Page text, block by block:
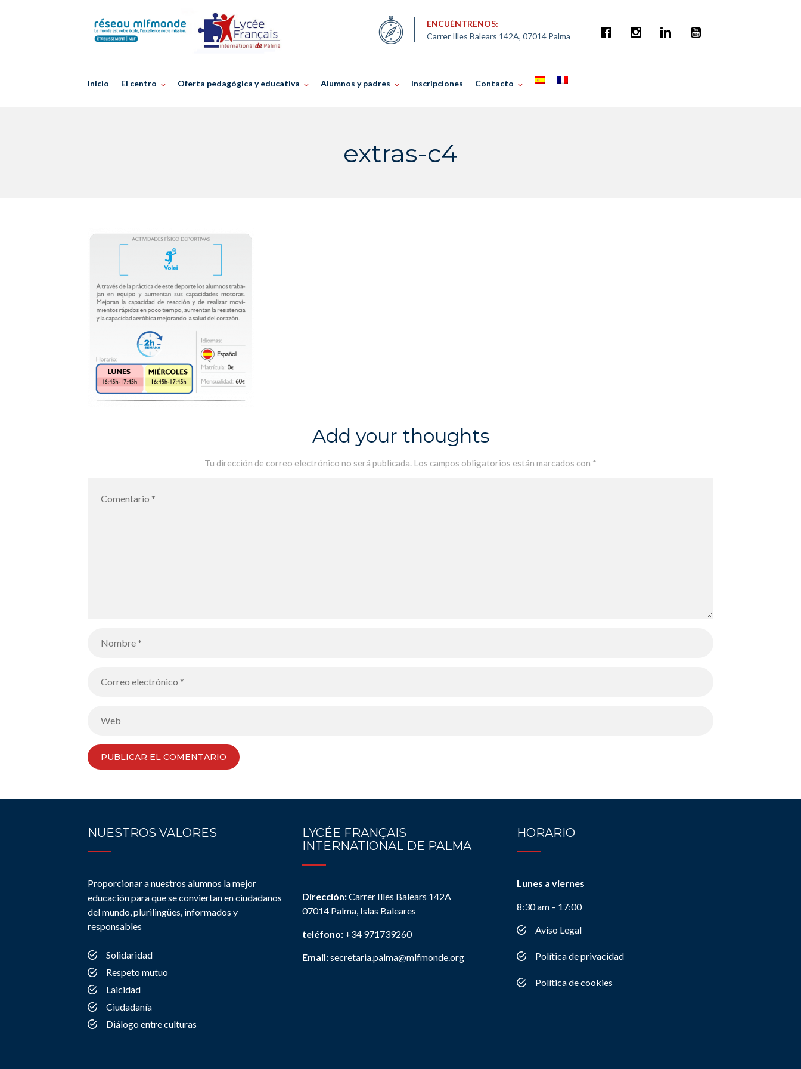
ENCUÉNTRENOS:
Carrer Illes Balears 142A, 07014 Palma
Inicio El centro Oferta pedagógica y educativa Alumnos y padres Inscripciones Contacto
extras-c4
Add your thoughts
Tu dirección de correo electrónico no será publicada. Los campos obligatorios están marcados con *
NUESTROS VALORES
Proporcionar a nuestros alumnos la mejor
educación para que se conviertan en ciudadanos
del mundo, plurilingües, informados y
responsables
Solidaridad
Respeto mutuo
Laicidad
Ciudadanía
Diálogo entre culturas
LYCÉE FRANÇAIS
INTERNATIONAL DE PALMA
Dirección:Carrer Illes Balears 142A
07014 Palma, Islas Baleares
teléfono: +34 971739260
Email:secretaria.palma@mlfmonde.org
HORARIO
Lunes a viernes
8:30 am – 17:00
Aviso Legal
Política de privacidad
Política de cookies